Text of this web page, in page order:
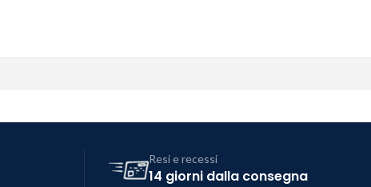
Resi e recessi
14 giorni dalla consegna